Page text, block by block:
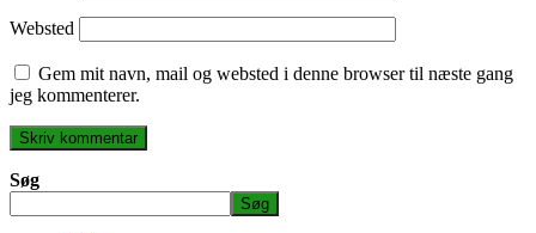
Websted
Gem mit navn, mail og websted i denne browser til næste gang
jeg kommenterer.
Søg
Søg